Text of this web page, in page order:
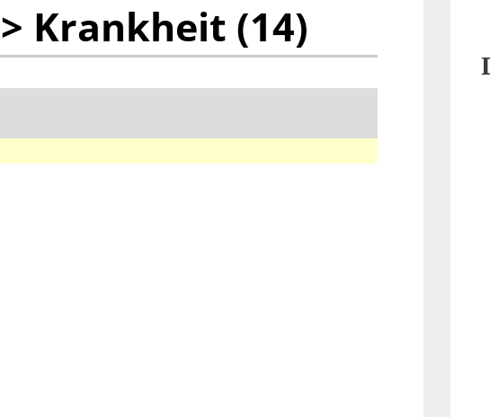
> Krankheit (14)